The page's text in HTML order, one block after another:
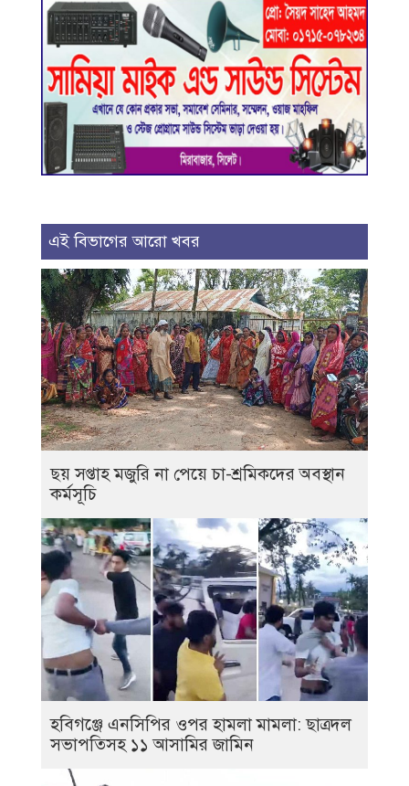
এই বিভাগের আরো খবর
ছয় সপ্তাহ মজুরি না পেয়ে চা-শ্রমিকদের অবস্থান
কর্মসূচি
হবিগঞ্জে এনসিপির ওপর হামলা মামলা: ছাত্রদল
সভাপতিসহ ১১ আসামির জামিন